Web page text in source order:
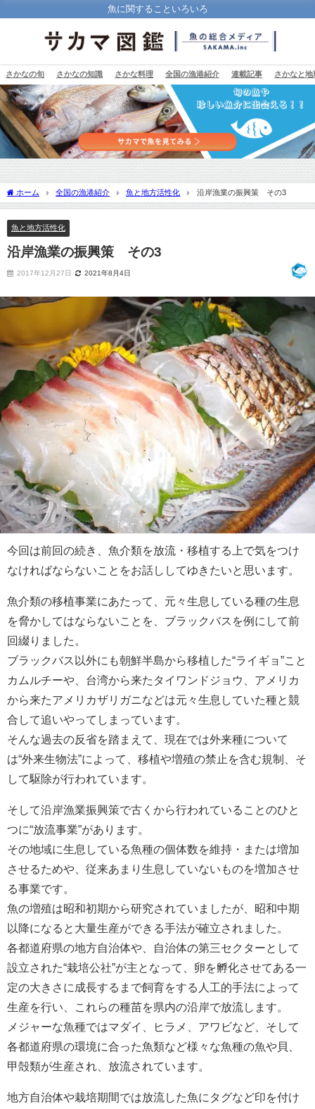
魚に関することいろいろ
さかなの旬 さかなの知識 さかな料理 全国の漁港紹介 連載記事 さかなと地
ホーム 全国の漁港紹介 魚と地方活性化 沿岸漁業の振興策 その3
魚と地方活性化
沿岸漁業の振興策 その3
2017年12月27日 2021年8月4日
今回は前回の続き、魚介類を放流・移植する上で気をつけ
なければならないことをお話ししてゆきたいと思います。
魚介類の移植事業にあたって、元々生息している種の生息
を脅かしてはならないことを、ブラックバスを例にして前
回綴りました。
ブラックバス以外にも朝鮮半島から移植した“ライギョ”こと
カムルチーや、台湾から来たタイワンドジョウ、アメリカ
から来たアメリカザリガニなどは元々生息していた種と競
合して追いやってしまっています。
そんな過去の反省を踏まえて、現在では外来種について
は“外来生物法”によって、移植や増殖の禁止を含む規制、そ
して駆除が行われています。
そして沿岸漁業振興策で古くから行われていることのひと
つに“放流事業”があります。
その地域に生息している魚種の個体数を維持・または増加
させるためや、従来あまり生息していないものを増加させ
る事業です。
魚の増殖は昭和初期から研究されていましたが、昭和中期
以降になると大量生産ができる手法が確立されました。
各都道府県の地方自治体や、自治体の第三セクターとして
設立された“栽培公社”が主となって、卵を孵化させてある一
定の大きさに成長するまで飼育をする人工的手法によって
生産を行い、これらの種苗を県内の沿岸で放流します。
メジャーな魚種ではマダイ、ヒラメ、アワビなど、そして
各都道府県の環境に合った魚類など様々な魚種の魚や貝、
甲殻類が生産され、放流されています。
地方自治体や栽培期間では放流した魚にタグなど印を付け